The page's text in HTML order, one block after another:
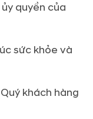
quyền của
sức khỏe và
khách hàng